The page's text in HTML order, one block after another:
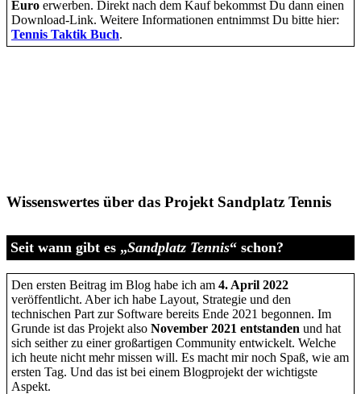
Euro erwerben. Direkt nach dem Kauf bekommst Du dann einen
Download-Link. Weitere Informationen entnimmst Du bitte hier:
Tennis Taktik Buch.
Wissenswertes über das Projekt Sandplatz Tennis
Seit wann gibt es „Sandplatz Tennis“ schon?
Den ersten Beitrag im Blog habe ich am 4. April 2022
veröffentlicht. Aber ich habe Layout, Strategie und den
technischen Part zur Software bereits Ende 2021 begonnen. Im
Grunde ist das Projekt also November 2021 entstanden und hat
sich seither zu einer großartigen Community entwickelt. Welche
ich heute nicht mehr missen will. Es macht mir noch Spaß, wie am
ersten Tag. Und das ist bei einem Blogprojekt der wichtigste
Aspekt.